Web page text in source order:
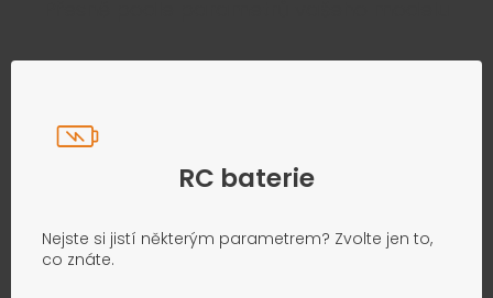
RC baterie
Nejste si jistí některým parametrem? Zvolte jen to,
co znáte.